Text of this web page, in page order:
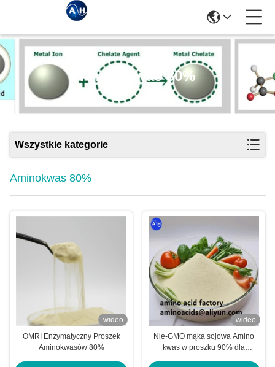
Aminokwas 80%
Wszystkie kategorie
Aminokwas 80%
wideo
OMRI Enzymatyczny Proszek
Aminokwasów 80%
wideo
Nie-GMO mąka sojowa Amino
kwas w proszku 90% dla